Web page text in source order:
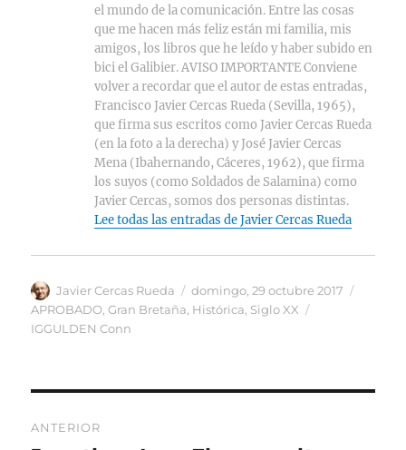
el mundo de la comunicación. Entre las cosas
que me hacen más feliz están mi familia, mis
amigos, los libros que he leído y haber subido en
bici el Galibier. AVISO IMPORTANTE Conviene
volver a recordar que el autor de estas entradas,
Francisco Javier Cercas Rueda (Sevilla, 1965),
que firma sus escritos como Javier Cercas Rueda
(en la foto a la derecha) y José Javier Cercas
Mena (Ibahernando, Cáceres, 1962), que firma
los suyos (como Soldados de Salamina) como
Javier Cercas, somos dos personas distintas.
Lee todas las entradas de Javier Cercas Rueda
Autor
Javier Cercas Rueda
Publicado
el
domingo, 29 octubre 2017
APROBADO ,Gran Bretaña Histórica Siglo XX
IGGULDEN Conn
ANTERIOR